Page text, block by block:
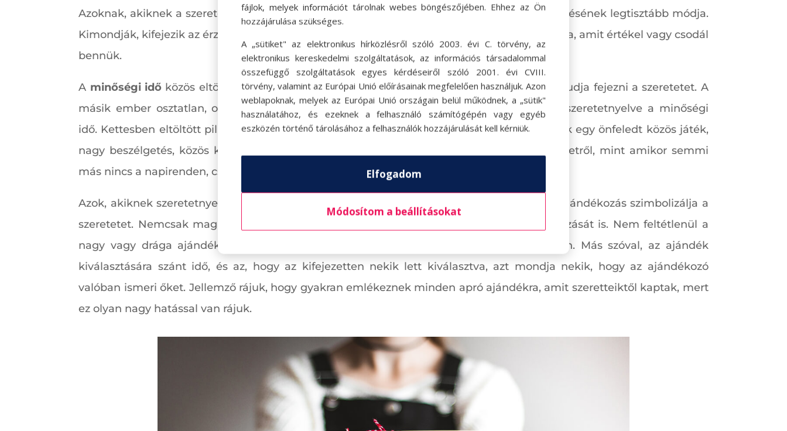
Azoknak, akiknek a szeretetnyelve azelismerő szavak, a verbális kifejezés a szeretet kifejezésének legtisztább módja.
Kimondják, kifejezik az érzelmeiket, és azt is várják, hogy szerettük is egyértelműen kimondja, amit értékel vagy csodál
bennük.
A minőségi idő közös eltöltése, az egymásra való fókuszált odafigyelés szavak nélkül is ki tudja fejezni a szeretetet. A
másik ember osztatlan, odaadó figyelme értékes kifejező eszköz azok számára, akiknek szeretetnyelve a minőségi
idő. Kettesben eltöltött pillanatok, amikor nem zavar semmi és senki – se tv, se telefon, csak egy önfeledt közös játék,
nagy beszélgetés, közös kirándulás – igazán semmi nem beszél egyértelműbben a szeretetről, mint amikor semmi
más nincs a napirenden, csak két ember egymásnak.
Azok, akiknek szeretetnyelve az
, nem feltétlenül materialisták. Számukra az ajándékozás szimbolizálja a
szeretetet. Nemcsak magát az ajándékot értékelik, hanem az ajándékozó idejét és fáradozását is. Nem feltétlenül a
nagy vagy drága ajándék az, ami számít; sokkal inkább az, ami az ajándék mögött van. Más szóval, az ajándék
kiválasztására szánt idő, és az, hogy az kifejezetten nekik lett kiválasztva, azt mondja nekik, hogy az ajándékozó
valóban ismeri őket. Jellemző rájuk, hogy gyakran emlékeznek minden apró ajándékra, amit szeretteiktől kaptak, mert
ez olyan nagy hatással van rájuk.
fájlok, melyek információt tárolnak webes böngészőjében. Ehhez az Ön
hozzájárulása szükséges.
A „sütiket" az elektronikus hírközlésről szóló 2003. évi C. törvény, az
elektronikus kereskedelmi szolgáltatások, az információs társadalommal
összefüggő szolgáltatások egyes kérdéseiről szóló 2001. évi CVIII.
törvény, valamint az Európai Unió előírásainak megfelelően használjuk. Azon
weblapoknak, melyek az Európai Unió országain belül működnek, a „sütik"
használatához, és ezeknek a felhasználó számítógépén vagy egyéb
eszközén történő tárolásához a felhasználók hozzájárulását kell kérniük.
Elfogadom
Módosítom a beállításokat